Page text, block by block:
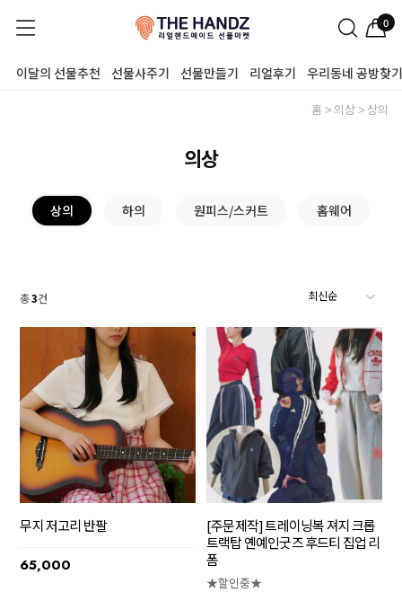
0
이달의 선물추천 선물사주기 선물만들기 리얼후기 우리동네 공방찾기
홈 의상 상의
의상
상의 하의 원피스/스커트 홈웨어
총3건
무지 저고리 반팔
65,000
[주문제작] 트레이닝복 져지 크롭
트랙탑 옌예인굿즈 후드티 집업 리
폼
★할인중★